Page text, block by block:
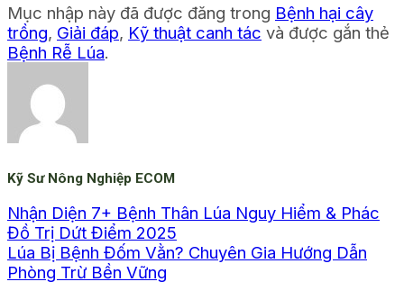
Mục nhập này đã được đăng trong Bệnh hại cây
trồng, Giải đáp, Kỹ thuật canh tác và được gắn thẻ
Bệnh Rễ Lúa.
Kỹ Sư Nông Nghiệp ECOM
Nhận Diện 7+ Bệnh Thân Lúa Nguy Hiểm & Phác
Đồ Trị Dứt Điểm 2025
Lúa Bị Bệnh Đốm Vằn? Chuyên Gia Hướng Dẫn
Phòng Trừ Bền Vững